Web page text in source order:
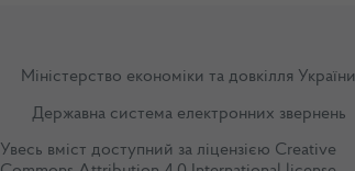
Міністерство економіки та довкілля України
Державна система електронних звернень
Увесь вміст доступний за ліцензією Creative